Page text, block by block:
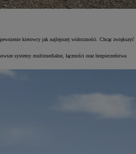
kierowcy jak najlepszej widoczności. Chcąc zwiększyć
systemy multimedialne, łączności oraz bezpieczeństwa